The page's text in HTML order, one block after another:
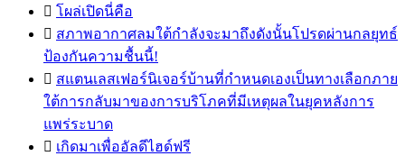
 โผล่เปิดนี่คือ
 สภาพอากาศลมใต้กำลังจะมาถึงดังนั้นโปรดผ่านกลยุทธ์
ป้องกันความชื้นนี้!
 สแตนเลสเฟอร์นิเจอร์บ้านที่กำหนดเองเป็นทางเลือกภาย
ใต้การกลับมาของการบริโภคที่มีเหตุผลในยุคหลังการ
แพร่ระบาด
 เกิดมาเพื่ออัลดีไฮด์ฟรี